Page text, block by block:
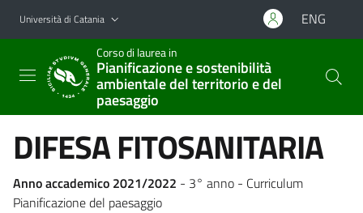
Vai al contenuto principale
Vai al menu di navigazione
Università di Catania ENG
Corso di laurea in
Pianificazione e sostenibilità
ambientale del territorio e del
paesaggio
DIFESA FITOSANITARIA
Anno accademico 2021/2022 - 3° anno - Curriculum
Pianificazione del paesaggio